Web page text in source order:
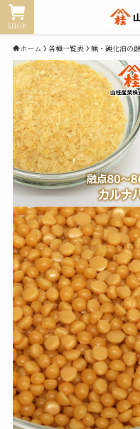
SHOP
ホーム 各種一覧表 蝋・硬化油の